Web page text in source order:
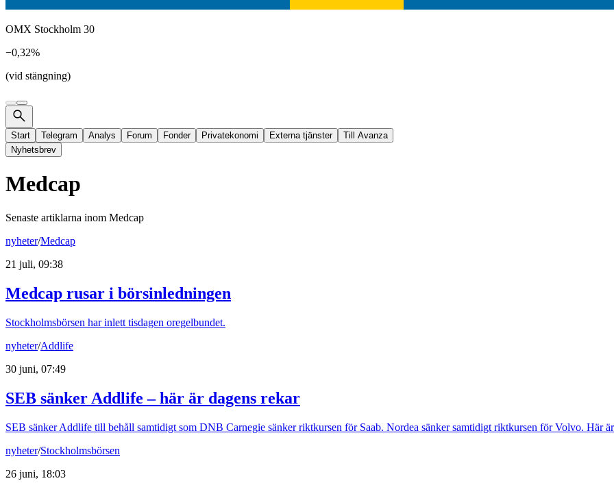
OMX Stockholm 30
−0,32%
(vid stängning)
Start Telegram Analys Forum Fonder Privatekonomi Externa tjänster
Till Avanza
Nyhetsbrev
Medcap
Senaste artiklarna inom Medcap
nyheter/Medcap
21 juli, 09:38
Medcap rusar i börsinledningen
Stockholmsbörsen har inlett tisdagen oregelbundet.
nyheter/Addlife
30 juni, 07:49
SEB sänker Addlife – här är dagens rekar
SEB sänker Addlife till behåll samtidigt som DNB Carnegie sänker riktkursen för Saab. Nordea sänker samtidigt riktkursen för Volvo. Här är
nyheter/Stockholmsbörsen
26 juni, 18:03